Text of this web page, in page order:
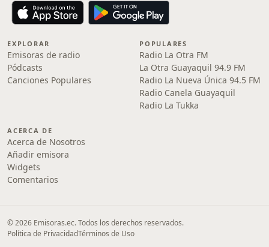
EXPLORAR
Emisoras de radio
Pódcasts
Canciones Populares
POPULARES
Radio La Otra FM
La Otra Guayaquil 94.9 FM
Radio La Nueva Única 94.5 FM
Radio Canela Guayaquil
Radio La Tukka
ACERCA DE
Acerca de Nosotros
Añadir emisora
Widgets
Comentarios
© 2026 Emisoras.ec. Todos los derechos reservados.
Política de PrivacidadTérminos de Uso